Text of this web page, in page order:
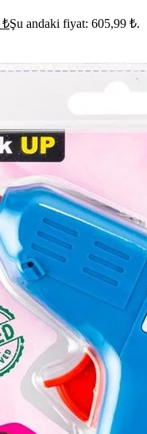
₺Şu andaki fiyat: 605,99 ₺.